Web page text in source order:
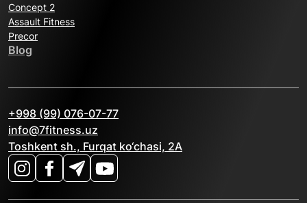
Concept 2
Assault Fitness
Precor
Blog
+998 (99) 076-07-77
info@7fitness.uz
Toshkent sh., Furqat ko‘chasi, 2A